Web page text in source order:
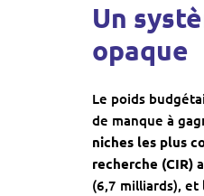
Un
opaque
Le poids
de manque à
niches les plus
recherche (CIR)
(6,7 milliards), et